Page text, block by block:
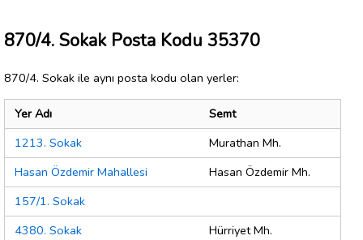
870/4. Sokak Posta Kodu 35370
870/4. Sokak ile aynı posta kodu olan yerler:
Yer Adı
Semt
1213. Sokak
Murathan Mh.
Hasan Özdemir Mahallesi
Hasan Özdemir Mh.
157/1. Sokak
4380. Sokak
Hürriyet Mh.